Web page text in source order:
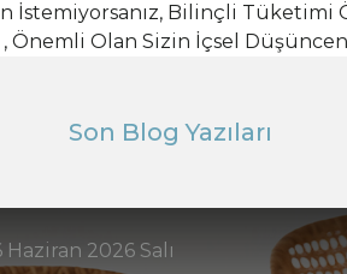
İstemiyorsanız, Bilinçli
Önemli Olan Sizin İçsel
Son Blog Yazıları
Haziran 2026 Salı